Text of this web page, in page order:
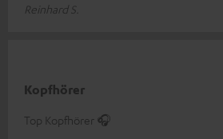
Reinhard S.
Kopfhörer
Top Kopfhörer 🎧